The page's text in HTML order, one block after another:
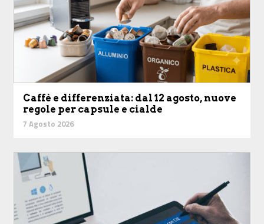
Caffè e differenziata: dal 12 agosto, nuove
regole per capsule e cialde
7 Agosto 2026